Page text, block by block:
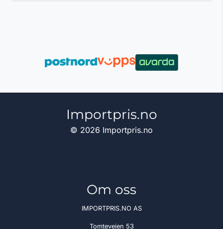
Importpris.no
© 2026 Importpris.no
Om oss
IMPORTPRIS.NO AS
Tomteveien 53